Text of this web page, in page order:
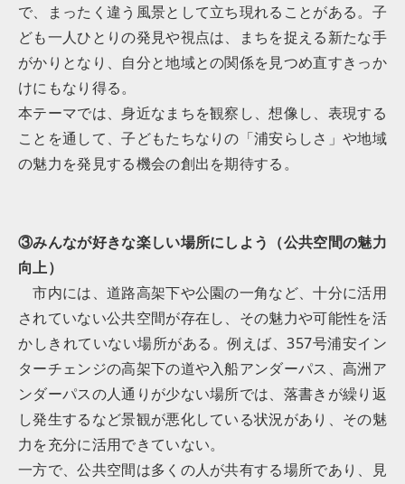
で、まったく違う風景として立ち現れることがある。子
ども一人ひとりの発見や視点は、まちを捉える新たな手
がかりとなり、自分と地域との関係を見つめ直すきっか
けにもなり得る。
本テーマでは、身近なまちを観察し、想像し、表現する
ことを通して、子どもたちなりの「浦安らしさ」や地域
の魅力を発見する機会の創出を期待する。
③みんなが好きな楽しい場所にしよう（公共空間の魅力
向上）
市内には、道路高架下や公園の一角など、十分に活用
されていない公共空間が存在し、その魅力や可能性を活
かしきれていない場所がある。例えば、357号浦安イン
ターチェンジの高架下の道や入船アンダーパス、高洲ア
ンダーパスの人通りが少ない場所では、落書きが繰り返
し発生するなど景観が悪化している状況があり、その魅
力を充分に活用できていない。
一方で、公共空間は多くの人が共有する場所であり、見